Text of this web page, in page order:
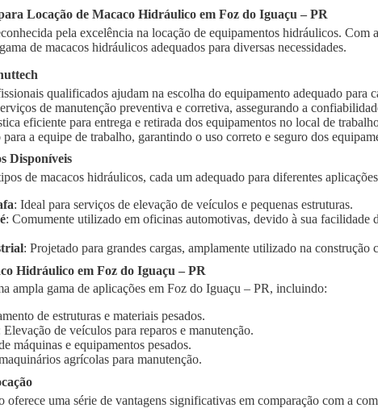
Locação de Macaco Hidráulico em Foz do Iguaçu – PR
pela excelência na locação de equipamentos hidráulicos. Com
de macacos hidráulicos adequados para diversas necessidades.
qualificados ajudam na escolha do equipamento adequado para
de manutenção preventiva e corretiva, assegurando a
eficiente para entrega e retirada dos equipamentos no local de
para a equipe de trabalho, garantindo o uso correto e seguro dos
Disponíveis
de macacos hidráulicos, cada um adequado para diferentes
: Ideal para serviços de elevação de veículos e pequenas estruturas.
: Comumente utilizado em oficinas automotivas, devido à sua facilidade
: Projetado para grandes cargas, amplamente utilizado na construção
Hidráulico em Foz do Iguaçu – PR
ampla gama de aplicações em Foz do Iguaçu – PR, incluindo:
de estruturas e materiais pesados.
Elevação de veículos para reparos e manutenção.
máquinas e equipamentos pesados.
agrícolas para manutenção.
oferece uma série de vantagens significativas em comparação com a